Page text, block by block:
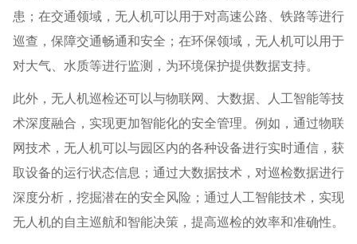
患；在交通领域，无人机可以用于对高速公路、铁路等进行
巡查，保障交通畅通和安全；在环保领域，无人机可以用于
对大气、水质等进行监测，为环境保护提供数据支持。
此外，无人机巡检还可以与物联网、大数据、人工智能等技
术深度融合，实现更加智能化的安全管理。例如，通过物联
网技术，无人机可以与园区内的各种设备进行实时通信，获
取设备的运行状态信息；通过大数据技术，对巡检数据进行
深度分析，挖掘潜在的安全风险；通过人工智能技术，实现
无人机的自主巡航和智能决策，提高巡检的效率和准确性。